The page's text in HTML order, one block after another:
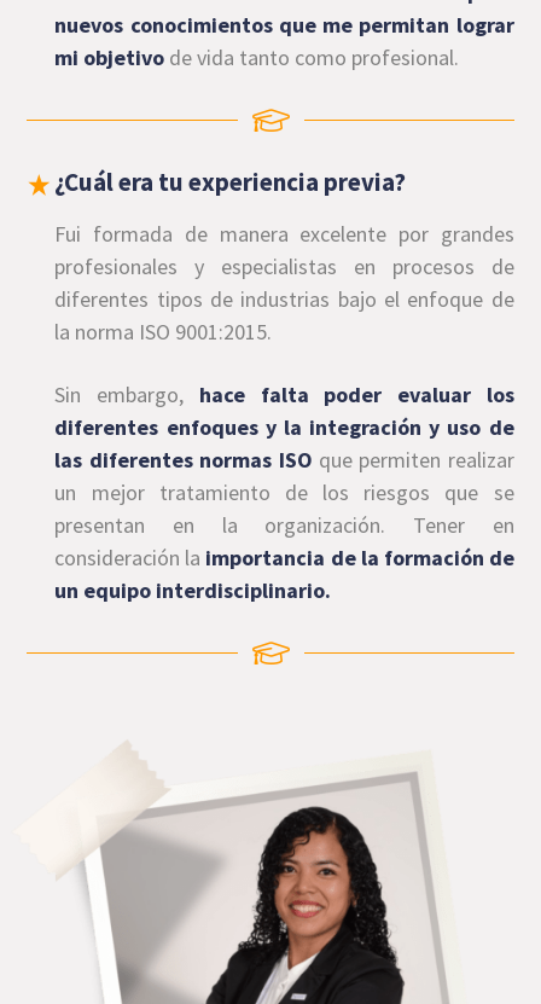
nuevos conocimientos que me permitan lograr
mi objetivo de vida tanto como profesional.
¿Cuál era tu experiencia previa?
Fui formada de manera excelente por grandes
profesionales y especialistas en procesos de
diferentes tipos de industrias bajo el enfoque de
la norma ISO 9001:2015.
Sin embargo, hace falta poder evaluar los
diferentes enfoques y la integración y uso de
las diferentes normas ISO que permiten realizar
un mejor tratamiento de los riesgos que se
presentan en la organización. Tener en
consideración la importancia de la formación de
un equipo interdisciplinario.